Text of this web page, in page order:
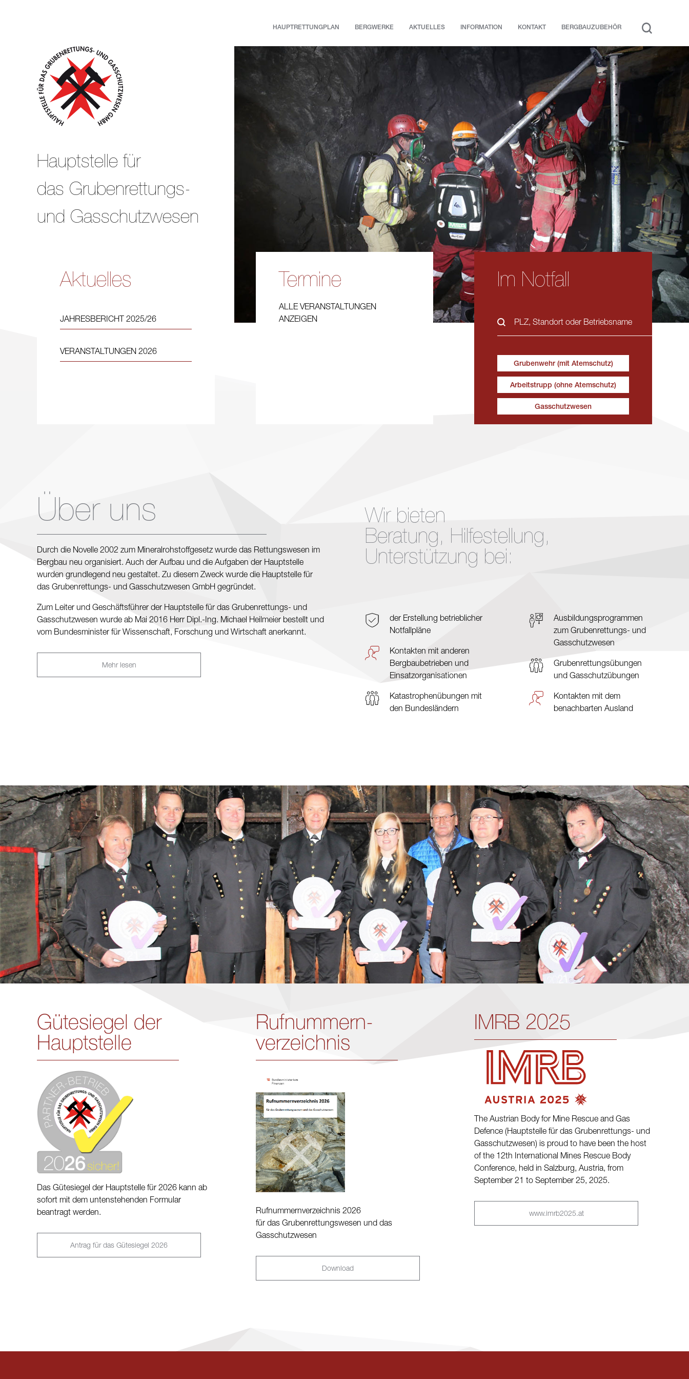
HAUPTRETTUNGPLAN BERGWERKE AKTUELLES INFORMATION KONTAKT BERGBAUZUBEHÖR
Hauptstelle für
das Grubenrettungs-
und Gasschutzwesen
Im Notfall
Grubenwehr(mit Atemschutz)
Arbeitstrupp (ohne Atemschutz)
Gasschutzwesen
Aktuelles
JAHRESBERICHT 2025/26
VERANSTALTUNGEN 2026
Termine
ALLE VERANSTALTUNGEN
ANZEIGEN
Über uns
Durch die Novelle 2002 zum Mineralrohstoffgesetz wurde das Rettungswesen im
Bergbau neu organisiert. Auch der Aufbau und die Aufgaben der Hauptstelle
wurden grundlegend neu gestaltet. Zu diesem Zweck wurde die Hauptstelle für
das Grubenrettungs- und Gasschutzwesen GmbH gegründet.
Zum Leiter und Geschäftsführer der Hauptstelle für das Grubenrettungs- und
Gasschutzwesen wurde ab Mai 2016 Herr Dipl.-Ing. Michael Heilmeier bestellt und
vom Bundesminister für Wissenschaft, Forschung und Wirtschaft anerkannt.
Mehr lesen
Wir bieten
Beratung, Hilfestellung,
Unterstützung bei:
der Erstellung betrieblicher
Notfallpläne
Kontakten mit anderen
Bergbaubetrieben und
Einsatzorganisationen
Katastrophenübungen mit
den Bundesländern
Ausbildungsprogrammen
zum Grubenrettungs- und
Gasschutzwesen
Grubenrettungsübungen
und Gasschutzübungen
Kontakten mit dem
benachbarten Ausland
Gütesiegel der
Hauptstelle
Das Gütesiegel der Hauptstelle für 2026 kann ab
sofort mit dem untenstehenden Formular
beantragt werden.
Antrag für das Gütesiegel 2026
Rufnummern­­
verzeichnis
Rufnummernverzeichnis 2026
für das Grubenrettungswesen und das
Gasschutzwesen
Download
IMRB 2025
The Austrian Body for Mine Rescue and Gas
Defence (Hauptstelle für das Grubenrettungs- und
Gasschutzwesen) is proud to have been the host
of the 12th International Mines Rescue Body
Conference, held in Salzburg, Austria, from
September 21 to September 25, 2025.
www.imrb2025.at